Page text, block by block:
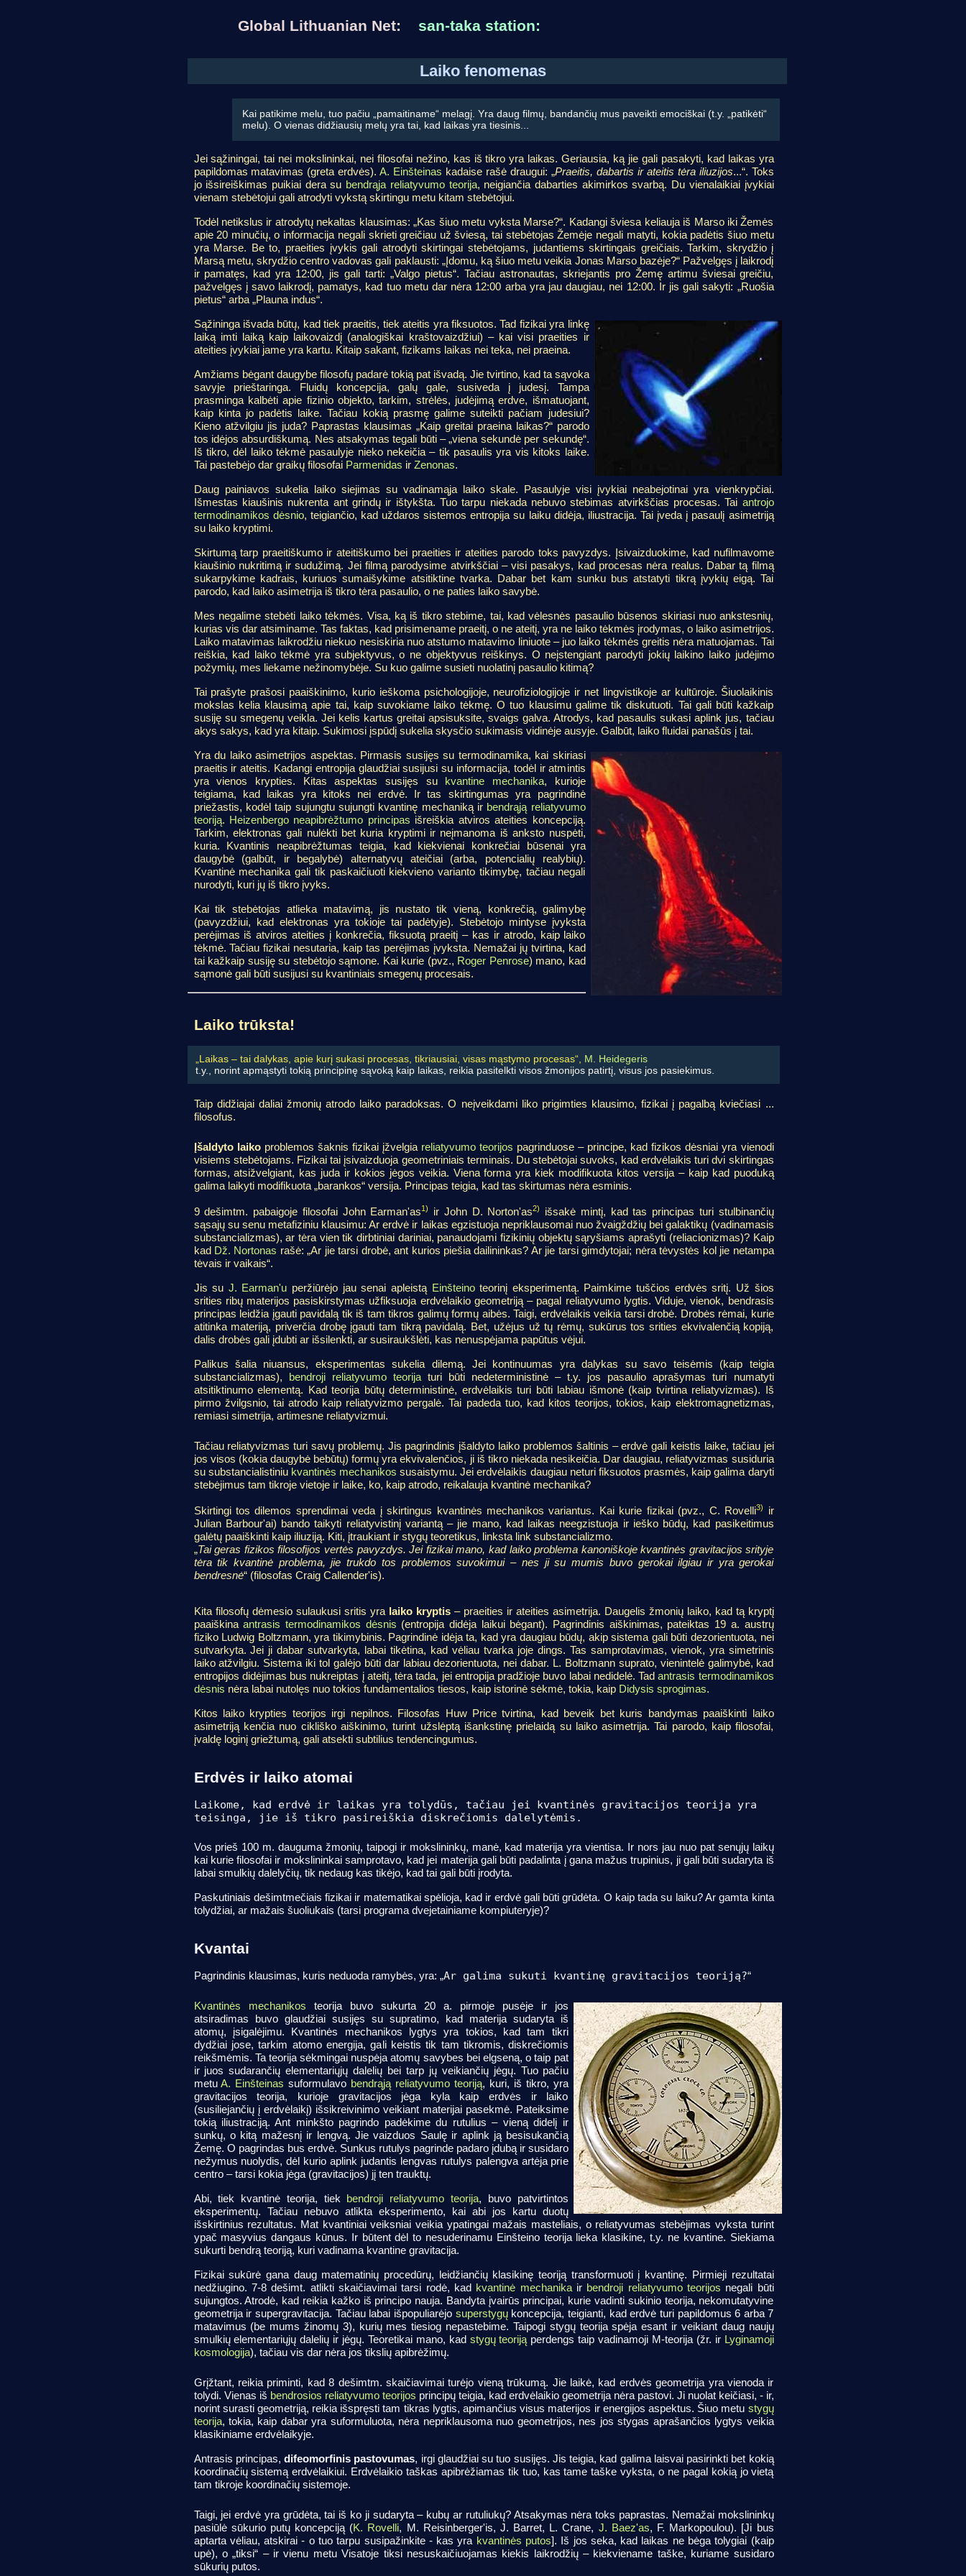
Global Lithuanian Net: san-taka station:
Laiko fenomenas
Kai patikime melu, tuo pačiu „pamaitiname“ melagį. Yra daug filmų, bandančių mus paveikti emociškai (t.y. „patikėti“
melu). O vienas didžiausių melų yra tai, kad laikas yra tiesinis...
Jei sąžiningai, tai nei mokslininkai, nei filosofai nežino, kas iš tikro yra laikas. Geriausia, ką jie gali pasakyti, kad laikas yra
papildomas matavimas (greta erdvės).A. Einšteinas kadaise rašė draugui: „Praeitis, dabartis ir ateitis tėra iliuzijos...“. Toks
jo išsireiškimas puikiai dera su bendrąja reliatyvumo teorija, neigiančia dabarties akimirkos svarbą. Du vienalaikiai įvykiai
vienam stebėtojui gali atrodyti vykstą skirtingu metu kitam stebėtojui.
Todėl netikslus ir atrodytų nekaltas klausimas: „Kas šiuo metu vyksta Marse?“. Kadangi šviesa keliauja iš Marso iki Žemės
apie 20 minučių, o informacija negali skrieti greičiau už šviesą, tai stebėtojas Žemėje negali matyti, kokia padėtis šiuo metu
yra Marse. Be to, praeities įvykis gali atrodyti skirtingai stebėtojams, judantiems skirtingais greičiais. Tarkim, skrydžio į
Marsą metu, skrydžio centro vadovas gali paklausti: „Įdomu, ką šiuo metu veikia Jonas Marso bazėje?“ Pažvelgęs į laikrodį
ir pamatęs, kad yra 12:00, jis gali tarti: „Valgo pietus“. Tačiau astronautas, skriejantis pro Žemę artimu šviesai greičiu,
pažvelgęs į savo laikrodį, pamatys, kad tuo metu dar nėra 12:00 arba yra jau daugiau, nei 12:00. Ir jis gali sakyti: „Ruošia
pietus“ arba „Plauna indus“.
Sąžininga išvada būtų, kad tiek praeitis, tiek ateitis yra fiksuotos. Tad fizikai yra linkę
laiką imti laiką kaip laikovaizdį (analogiškai kraštovaizdžiui) – kai visi praeities ir
ateities įvykiai jame yra kartu. Kitaip sakant, fizikams laikas nei teka, nei praeina.
Amžiams bėgant daugybe filosofų padarė tokią pat išvadą. Jie tvirtino, kad ta sąvoka
savyje prieštaringa. Fluidų koncepcija, galų gale, susiveda į judesį. Tampa
prasminga kalbėti apie fizinio objekto, tarkim, strėlės, judėjimą erdve, išmatuojant,
kaip kinta jo padėtis laike. Tačiau kokią prasmę galime suteikti pačiam judesiui?
Kieno atžvilgiu jis juda? Paprastas klausimas „Kaip greitai praeina laikas?“ parodo
tos idėjos absurdiškumą. Nes atsakymas tegali būti – „viena sekundė per sekundę“.
Iš tikro, dėl laiko tėkmė pasaulyje nieko nekeičia – tik pasaulis yra vis kitoks laike.
Tai pastebėjo dar graikų filosofai Parmenidas ir Zenonas.
Daug painiavos sukelia laiko siejimas su vadinamąja laiko skale. Pasaulyje visi įvykiai neabejotinai yra vienkrypčiai.
Išmestas kiaušinis nukrenta ant grindų ir ištykšta. Tuo tarpu niekada nebuvo stebimas atvirkščias procesas. Tai antrojo
termodinamikos dėsnio, teigiančio, kad uždaros sistemos entropija su laiku didėja, iliustracija. Tai įveda į pasaulį asimetriją
su laiko kryptimi.
Skirtumą tarp praeitiškumo ir ateitiškumo bei praeities ir ateities parodo toks pavyzdys. Įsivaizduokime, kad nufilmavome
kiaušinio nukritimą ir sudužimą. Jei filmą parodysime atvirkščiai – visi pasakys, kad procesas nėra realus. Dabar tą filmą
sukarpykime kadrais, kuriuos sumaišykime atsitiktine tvarka. Dabar bet kam sunku bus atstatyti tikrą įvykių eigą. Tai
parodo, kad laiko asimetrija iš tikro tėra pasaulio, o ne paties laiko savybė.
Mes negalime stebėti laiko tėkmės. Visa, ką iš tikro stebime, tai, kad vėlesnės pasaulio būsenos skiriasi nuo ankstesnių,
kurias vis dar atsiminame. Tas faktas, kad prisimename praeitį, o ne ateitį, yra ne laiko tėkmės įrodymas, o laiko asimetrijos.
Laiko matavimas laikrodžiu niekuo nesiskiria nuo atstumo matavimo liniuote – juo laiko tėkmės greitis nėra matuojamas. Tai
reiškia, kad laiko tėkmė yra subjektyvus, o ne objektyvus reiškinys. O neįstengiant parodyti jokių laikino laiko judėjimo
požymių, mes liekame nežinomybėje. Su kuo galime susieti nuolatinį pasaulio kitimą?
Tai prašyte prašosi paaiškinimo, kurio ieškoma psichologijoje, neurofiziologijoje ir net lingvistikoje ar kultūroje. Šiuolaikinis
mokslas kelia klausimą apie tai, kaip suvokiame laiko tėkmę. O tuo klausimu galime tik diskutuoti. Tai gali būti kažkaip
susiję su smegenų veikla. Jei kelis kartus greitai apsisuksite, svaigs galva. Atrodys, kad pasaulis sukasi aplink jus, tačiau
akys sakys, kad yra kitaip. Sukimosi įspūdį sukelia skysčio sukimasis vidinėje ausyje. Galbūt, laiko fluidai panašūs į tai.
Yra du laiko asimetrijos aspektas. Pirmasis susijęs su termodinamika, kai skiriasi
praeitis ir ateitis. Kadangi entropija glaudžiai susijusi su informacija, todėl ir atmintis
yra vienos krypties. Kitas aspektas susijęs su kvantine mechanika, kurioje
teigiama, kad laikas yra kitoks nei erdvė. Ir tas skirtingumas yra pagrindinė
priežastis, kodėl taip sujungtu sujungti kvantinę mechaniką ir bendrąją reliatyvumo
teoriją. Heizenbergo neapibrėžtumo principas išreiškia atviros ateities koncepciją.
Tarkim, elektronas gali nulėkti bet kuria kryptimi ir neįmanoma iš anksto nuspėti,
kuria. Kvantinis neapibrėžtumas teigia, kad kiekvienai konkrečiai būsenai yra
daugybė (galbūt, ir begalybė) alternatyvų ateičiai (arba, potencialių realybių).
Kvantinė mechanika gali tik paskaičiuoti kiekvieno varianto tikimybę, tačiau negali
nurodyti, kuri jų iš tikro įvyks.
Kai tik stebėtojas atlieka matavimą, jis nustato tik vieną, konkrečią, galimybę
(pavyzdžiui, kad elektronas yra tokioje tai padėtyje). Stebėtojo mintyse įvyksta
perėjimas iš atviros ateities į konkrečia, fiksuotą praeitį – kas ir atrodo, kaip laiko
tėkmė. Tačiau fizikai nesutaria, kaip tas perėjimas įvyksta. Nemažai jų tvirtina, kad
tai kažkaip susiję su stebėtojo sąmone. Kai kurie (pvz., Roger Penrose) mano, kad
sąmonė gali būti susijusi su kvantiniais smegenų procesais.
Laiko trūksta!
„Laikas – tai dalykas, apie kurį sukasi procesas, tikriausiai, visas mąstymo procesas“, M. Heidegeris
t.y., norint apmąstyti tokią principinę sąvoką kaip laikas, reikia pasitelkti visos žmonijos patirtį, visus jos pasiekimus.
Taip didžiajai daliai žmonių atrodo laiko paradoksas. O neįveikdami liko prigimties klausimo, fizikai į pagalbą kviečiasi ...
filosofus.
Įšaldyto laikoproblemos šaknis fizikai įžvelgia reliatyvumo teorijos pagrinduose – principe, kad fizikos dėsniai yra vienodi
visiems stebėtojams. Fizikai tai įsivaizduoja geometriniais terminais. Du stebėtojai suvoks, kad erdvėlaikis turi dvi skirtingas
formas, atsižvelgiant, kas juda ir kokios jėgos veikia. Viena forma yra kiek modifikuota kitos versija – kaip kad puoduką
galima laikyti modifikuota „barankos“ versija. Principas teigia, kad tas skirtumas nėra esminis.
9 dešimtm. pabaigoje filosofai John Earman'as1) ir John D. Norton'as2)
išsakė mintį, kad tas principas turi stulbinančių
sąsajų su senu metafiziniu klausimu: Ar erdvė ir laikas egzistuoja nepriklausomai nuo žvaigždžių bei galaktikų (vadinamasis
substancializmas), ar tėra vien tik dirbtiniai dariniai, panaudojami fizikinių objektų sąryšiams aprašyti (reliacionizmas)? Kaip
kad Dž. Nortonas rašė: „Ar jie tarsi drobė, ant kurios piešia dailininkas? Ar jie tarsi gimdytojai; nėra tėvystės kol jie netampa
tėvais ir vaikais“.
Jis su J. Earman'u peržiūrėjo jau senai apleistą Einšteinoteorinį eksperimentą. Paimkime tuščios erdvės sritį. Už šios
srities ribų materijos pasiskirstymas užfiksuoja erdvėlaikio geometriją – pagal reliatyvumo lygtis. Viduje, vienok, bendrasis
principas leidžia įgauti pavidalą tik iš tam tikros galimų formų aibės. Taigi, erdvėlaikis veikia tarsi drobė. Drobės rėmai, kurie
atitinka materiją, priverčia drobę įgauti tam tikrą pavidalą. Bet, užėjus už tų rėmų, sukūrus tos srities ekvivalenčią kopiją,
dalis drobės gali įdubti ar išsilenkti, ar susiraukšlėti, kas nenuspėjama papūtus vėjui.
Palikus šalia niuansus, eksperimentas sukelia dilemą. Jei kontinuumas yra dalykas su savo teisėmis (kaip teigia
substancializmas), bendroji reliatyvumo teorijaturi būti nedeterministinė – t.y. jos pasaulio aprašymas turi numatyti
atsitiktinumo elementą. Kad teorija būtų deterministinė, erdvėlaikis turi būti labiau išmonė (kaip tvirtina reliatyvizmas). Iš
pirmo žvilgsnio, tai atrodo kaip reliatyvizmo pergalė. Tai padeda tuo, kad kitos teorijos, tokios, kaip elektromagnetizmas,
remiasi simetrija, artimesne reliatyvizmui.
Tačiau reliatyvizmas turi savų problemų. Jis pagrindinis įšaldyto laiko problemos šaltinis – erdvė gali keistis laike, tačiau jei
jos visos (kokia daugybė bebūtų) formų yra ekvivalenčios, ji iš tikro niekada nesikeičia. Dar daugiau, reliatyvizmas susiduria
su substancialistiniu kvantinės mechanikos susaistymu. Jei erdvėlaikis daugiau neturi fiksuotos prasmės, kaip galima daryti
stebėjimus tam tikroje vietoje ir laike, ko, kaip atrodo, reikalauja kvantinė mechanika?
Skirtingi tos dilemos sprendimai veda į skirtingus kvantinės mechanikos variantus. Kai kurie fizikai (pvz., C. Rovelli3)
ir
Julian Barbour'ai) bando taikyti reliatyvistinį variantą – jie mano, kad laikas neegzistuoja ir ieško būdų, kad pasikeitimus
galėtų paaiškinti kaip iliuziją. Kiti, įtraukiant ir stygų teoretikus, linksta link substancializmo.
„Tai geras fizikos filosofijos vertės pavyzdys. Jei fizikai mano, kad laiko problema kanoniškoje kvantinės gravitacijos srityje
tėra tik kvantinė problema, jie trukdo tos problemos suvokimui – nes ji su mumis buvo gerokai ilgiau ir yra gerokai
bendresnė“ (filosofas Craig Callender'is).
Kita filosofų dėmesio sulaukusi sritis yra laiko kryptis– praeities ir ateities asimetrija. Daugelis žmonių laiko, kad tą kryptį
paaiškinaantrasis termodinamikos dėsnis (entropija didėja laikui bėgant). Pagrindinis aiškinimas, pateiktas 19 a. austrų
fiziko Ludwig Boltzmann, yra tikimybinis. Pagrindinė idėja ta, kad yra daugiau būdų, akip sistema gali būti dezorientuota, nei
sutvarkyta. Jei ji dabar sutvarkyta, labai tikėtina, kad vėliau tvarka joje dings. Tas samprotavimas, vienok, yra simetrinis
laiko atžvilgiu. Sistema iki tol galėjo būti dar labiau dezorientuota, nei dabar. L. Boltzmann suprato, vienintelė galimybė, kad
entropijos didėjimas bus nukreiptas į ateitį, tėra tada, jei entropija pradžioje buvo labai nedidelė. Tadantrasis termodinamikos
dėsnis nėra labai nutolęs nuo tokios fundamentalios tiesos, kaip istorinė sėkmė, tokia, kaip Didysis sprogimas.
Kitos laiko krypties teorijos irgi nepilnos. Filosofas Huw Price tvirtina, kad beveik bet kuris bandymas paaiškinti laiko
asimetriją kenčia nuo cikliško aiškinimo, turint užslėptą išankstinę prielaidą su laiko asimetrija. Tai parodo, kaip filosofai,
įvaldę loginį griežtumą, gali atsekti subtilius tendencingumus.
Erdvės ir laiko atomai
Laikome, kad erdvė ir laikas yra tolydūs, tačiau jei kvantinės gravitacijos teorija yra
teisinga, jie iš tikro pasireiškia diskrečiomis dalelytėmis.
Vos prieš 100 m. dauguma žmonių, taipogi ir mokslininkų, manė, kad materija yra vientisa. Ir nors jau nuo pat senųjų laikų
kai kurie filosofai ir mokslininkai samprotavo, kad jei materija gali būti padalinta į gana mažus trupinius, ji gali būti sudaryta iš
labai smulkių dalelyčių, tik nedaug kas tikėjo, kad tai gali būti įrodyta.
Paskutiniais dešimtmečiais fizikai ir matematikai spėlioja, kad ir erdvė gali būti grūdėta. O kaip tada su laiku? Ar gamta kinta
tolydžiai, ar mažais šuoliukais (tarsi programa dvejetainiame kompiuteryje)?
Kvantai
Pagrindinis klausimas, kuris neduoda ramybės, yra: „Ar galima sukuti kvantinę gravitacijos teoriją?“
Kvantinės mechanikos teorija buvo sukurta 20 a. pirmoje pusėje ir jos
atsiradimas buvo glaudžiai susijęs su supratimo, kad materija sudaryta iš
atomų, įsigalėjimu. Kvantinės mechanikos lygtys yra tokios, kad tam tikri
dydžiai jose, tarkim atomo energija, gali keistis tik tam tikromis, diskrečiomis
reikšmėmis. Ta teorija sėkmingai nuspėja atomų savybes bei elgseną, o taip pat
ir juos sudarančių elementariųjų dalelių bei tarp jų veikiančių jėgų. Tuo pačiu
metuA. Einšteinas suformulavo bendrąją reliatyvumo teoriją, kuri, iš tikro, yra
gravitacijos teorija, kurioje gravitacijos jėga kyla kaip erdvės ir laiko
(susiliejančių į erdvėlaikį) išsikreivinimo veikiant materijai pasekmė. Pateiksime
tokią iliustraciją. Ant minkšto pagrindo padėkime du rutulius – vieną didelį ir
sunkų, o kitą mažesnį ir lengvą. Jie vaizduos Saulę ir aplink ją besisukančią
Žemę. O pagrindas bus erdvė. Sunkus rutulys pagrinde padaro įdubą ir susidaro
nežymus nuolydis, dėl kurio aplink judantis lengvas rutulys palengva artėja prie
centro – tarsi kokia jėga (gravitacijos) jį ten trauktų.
Abi, tiek kvantinė teorija, tiek bendroji reliatyvumo teorija, buvo patvirtintos
eksperimentų. Tačiau nebuvo atlikta eksperimento, kai abi jos kartu duotų
išskirtinius rezultatus. Mat kvantiniai veiksniai veikia ypatingai mažais masteliais, o reliatyvumas stebėjimas vyksta turint
ypač masyvius dangaus kūnus. Ir būtent dėl to nesuderinamu Einšteino teorija lieka klasikine, t.y. ne kvantine. Siekiama
sukurti bendrą teoriją, kuri vadinama kvantine gravitacija.
Fizikai sukūrė gana daug matematinių procedūrų, leidžiančių klasikinę teoriją transformuoti į kvantinę. Pirmieji rezultatai
nedžiugino. 7-8 dešimt. atlikti skaičiavimai tarsi rodė, kad kvantinė mechanikair bendroji reliatyvumo teorijos negali būti
sujungtos. Atrodė, kad reikia kažko iš principo nauja. Bandyta įvairūs principai, kurie vadinti sukinio teorija, nekomutatyvine
geometrija ir supergravitacija. Tačiau labai išpopuliarėjo superstygųkoncepcija, teigianti, kad erdvė turi papildomus 6 arba 7
matavimus (be mums žinomų 3), kurių mes tiesiog nepastebime. Taipogi stygų teorija spėja esant ir veikiant daug naujų
smulkių elementariųjų dalelių ir jėgų. Teoretikai mano, kad stygų teoriją perdengs taip vadinamoji M-teorija (žr. ir Lyginamoji
kosmologija), tačiau vis dar nėra jos tikslių apibrėžimų.
Grįžtant, reikia priminti, kad 8 dešimtm. skaičiavimai turėjo vieną trūkumą. Jie laikė, kad erdvės geometrija yra vienoda ir
tolydi. Vienas iš bendrosios reliatyvumo teorijos principų teigia, kad erdvėlaikio geometrija nėra pastovi. Ji nuolat keičiasi, - ir,
norint surasti geometriją, reikia išspręsti tam tikras lygtis, apimančius visus materijos ir energijos aspektus. Šiuo metu stygų
teorija, tokia, kaip dabar yra suformuluota, nėra nepriklausoma nuo geometrijos, nes jos stygas aprašančios lygtys veikia
klasikiniame erdvėlaikyje.
Antrasis principas, difeomorfinis pastovumas, irgi glaudžiai su tuo susijęs. Jis teigia, kad galima laisvai pasirinkti bet kokią
koordinačių sistemą erdvėlaikiui. Erdvėlaikio taškas apibrėžiamas tik tuo, kas tame taške vyksta, o ne pagal kokią jo vietą
tam tikroje koordinačių sistemoje.
Taigi, jei erdvė yra grūdėta, tai iš ko ji sudaryta – kubų ar rutuliukų? Atsakymas nėra toks paprastas. Nemažai mokslininkų
pasiūlė sūkurio putų koncepciją (K. Rovelli, M. Reisinberger'is, J. Barret, L. Crane, J. Baez'as, F. Markopoulou). [Ji bus
aptarta vėliau, atskirai - o tuo tarpu susipažinkite - kas yra kvantinės putos]. Iš jos seka, kad laikas ne bėga tolygiai (kaip
upė), o „tiksi“ – ir vienu metu Visatoje tiksi nesuskaičiuojamas kiekis laikrodžių – kiekviename taške, kuriame susidaro
sūkurių putos.